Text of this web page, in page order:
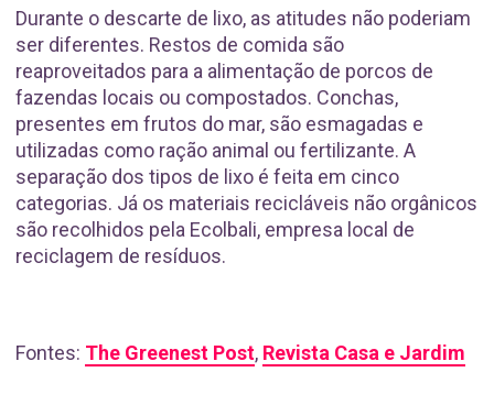
Durante o descarte de lixo, as atitudes não poderiam
ser diferentes. Restos de comida são
reaproveitados para a alimentação de porcos de
fazendas locais ou compostados. Conchas,
presentes em frutos do mar, são esmagadas e
utilizadas como ração animal ou fertilizante. A
separação dos tipos de lixo é feita em cinco
categorias. Já os materiais recicláveis não orgânicos
são recolhidos pela Ecolbali, empresa local de
reciclagem de resíduos.
Fontes: The Greenest Post, Revista Casa e Jardim